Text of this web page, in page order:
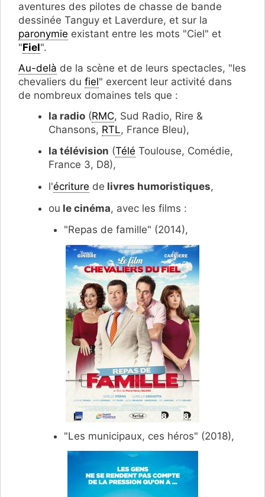
aventures des pilotes de chasse de bande
dessinée Tanguy et Laverdure, et sur la
paronymie existant entre les mots "Ciel" et
"Fiel".
Au-delà de la scène et de leurs spectacles, "les
chevaliers du fiel" exercent leur activité dans
de nombreux domaines tels que :
la radio (RMC, Sud Radio, Rire &
Chansons, RTL, France Bleu),
la télévision (Télé Toulouse, Comédie,
France 3, D8),
l'écriture de livres humoristiques,
ou le cinéma, avec les films :
"Repas de famille" (2014),
"Les municipaux, ces héros" (2018),